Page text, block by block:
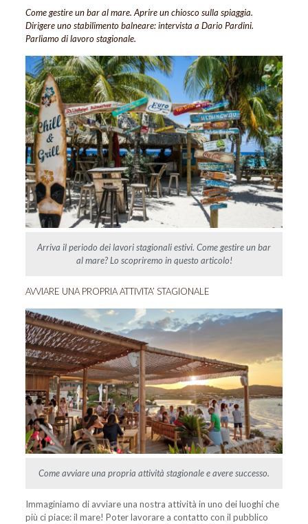
Come gestire un bar al mare. Aprire un chiosco sulla spiaggia.
Dirigere uno stabilimento balneare: intervista a Dario Pardini.
Parliamo di lavoro stagionale.
Arriva il periodo dei lavori stagionali estivi. Come gestire un bar
al mare? Lo scopriremo in questo articolo!
AVVIARE UNA PROPRIA ATTIVITA’ STAGIONALE
Come avviare una propria attività stagionale e avere successo.
Immaginiamo di avviare una nostra attività in uno dei luoghi che
più ci piace: il mare! Poter lavorare a contatto con il pubblico